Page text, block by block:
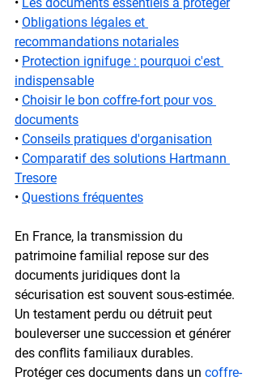
• Obligations légales et
recommandations notariales
• Protection ignifuge : pourquoi c'est
indispensable
• Choisir le bon coffre-fort pour vos
documents
• Conseils pratiques d'organisation
• Comparatif des solutions Hartmann
Tresore
• Questions fréquentes
En France, la transmission du
patrimoine familial repose sur des
documents juridiques dont la
sécurisation est souvent sous-estimée.
Un testament perdu ou détruit peut
bouleverser une succession et générer
des conflits familiaux durables.
Protéger ces documents dans un coffre-